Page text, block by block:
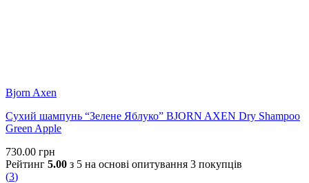
Bjorn Axen
Сухий шампунь “Зелене Яблуко” BJORN AXEN Dry Shampoo
Green Apple
730.00 грн
Рейтинг 5.00 з 5 на основі опитування 3 покупців
(3)